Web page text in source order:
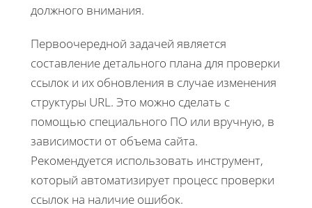
должного внимания.
Первоочередной задачей является
составление детального плана для проверки
ссылок и их обновления в случае изменения
структуры URL. Это можно сделать с
помощью специального ПО или вручную, в
зависимости от объема сайта.
Рекомендуется использовать инструмент,
который автоматизирует процесс проверки
ссылок на наличие ошибок.